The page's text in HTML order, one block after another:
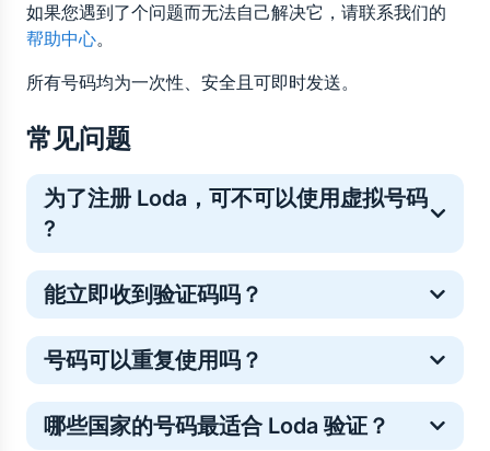
如果您遇到了个问题而无法自己解决它，请联系我们的
帮助中心。
所有号码均为一次性、安全且可即时发送。
常见问题
为了注册 Loda，可不可以使用虚拟号码
?
是的。虚拟号码常用于一次性在线验证，这是一种保护
个人手机号的常见安全方法。
能立即收到验证码吗？
多数 Loda 验证码会在几秒内送达，但少数情况下可能
略有延迟。如果未收到验证码请不必担心——号码费用
择其他运营商即可顺利完成验证。
号码可以重复使用吗？
临时号码仅支持单次验证。如需重复登录，你可以购买
新号码。
哪些国家的号码最适合 Loda 验证？